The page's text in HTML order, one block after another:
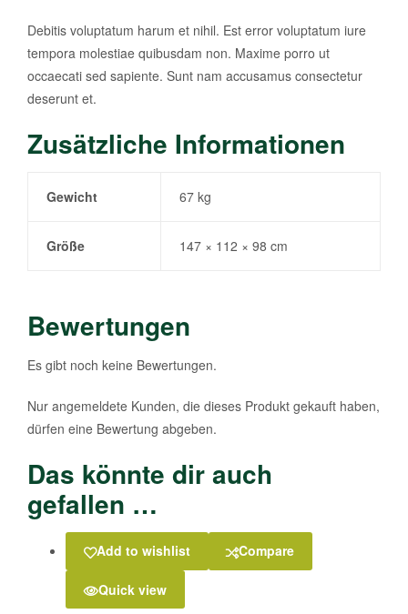
Debitis voluptatum harum et nihil. Est error voluptatum iure
tempora molestiae quibusdam non. Maxime porro ut
occaecati sed sapiente. Sunt nam accusamus consectetur
deserunt et.
Zusätzliche Informationen
Gewicht 67 kg
Größe 147 × 112 × 98 cm
Bewertungen
Es gibt noch keine Bewertungen.
Nur angemeldete Kunden, die dieses Produkt gekauft haben,
dürfen eine Bewertung abgeben.
Das könnte dir auch
gefallen …
Add to wishlist Compare
Quick view